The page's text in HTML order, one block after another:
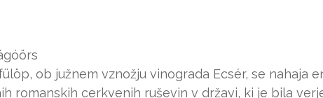
ob južnem vznožju vinograda Ecsér, se nahaja
romanskih cerkvenih ruševin v državi, ki je bila